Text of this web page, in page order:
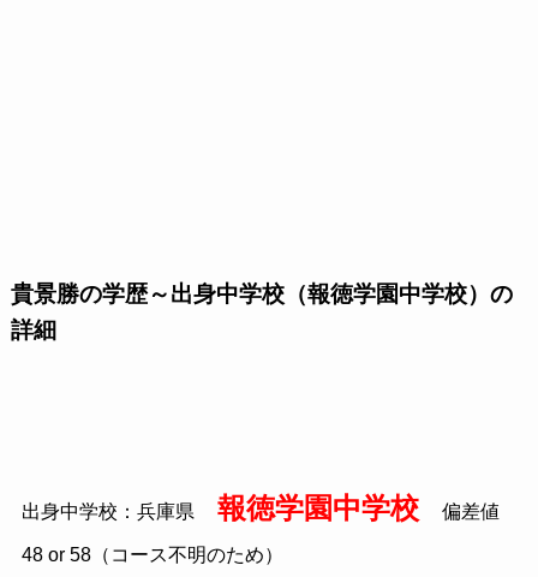
貴景勝の学歴～出身中学校（報徳学園中学校）の
詳細
出身中学校：兵庫県 報徳学園中学校 偏差値
48 or 58（コース不明のため）